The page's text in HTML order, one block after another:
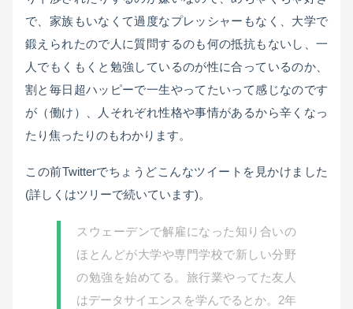
で、家族もいなくて過度なプレッシャーもなく、大学で
鍛えられたので人に質問するのも何の抵抗もないし、一
人でもくもくと勉強しているのが性に合っているのか、
割と毎日超ハッピーで一生やってたいって感じなのです
が（働け）、人それぞれ性格や事情があるから辛くなっ
たり焦ったりのもわかります。
この前Twitterでちょうどこんなツイートを見かけました
(詳しくはツリーで続いています)。
スウェーデンで解雇になった知り合いの
ほとんどが大学や専門学校で新しい分野
の勉強を始めてる。旅行業やってた友人
はデータサイエンスを学んでるとか。2年